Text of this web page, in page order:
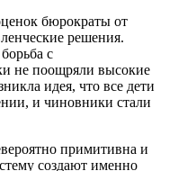
бюрократы от
решения.
с
не поощряли высокие
идея, что все дети
и чиновники стали
примитивна и
создают именно